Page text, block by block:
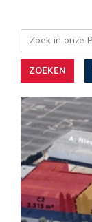
ZOEKEN